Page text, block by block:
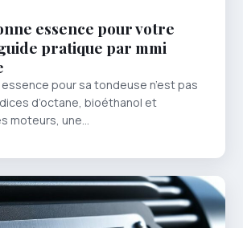
essence pour votre
pratique par mmi
pour sa tondeuse n’est pas
d’octane, bioéthanol et
moteurs, une…